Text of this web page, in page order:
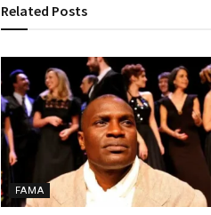
Related Posts
FAMA